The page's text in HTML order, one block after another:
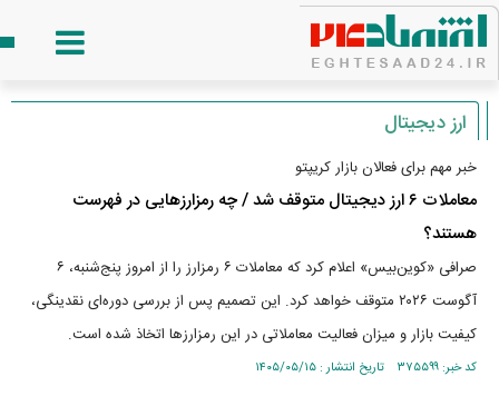
ارز دیجیتال
خبر مهم برای فعالان بازار کریپتو
معاملات ۶ ارز دیجیتال متوقف شد / چه رمزارزهایی در فهرست
هستند؟
صرافی «کوین‌بیس» اعلام کرد که معاملات ۶ رمزارز را از امروز پنج‌شنبه، ۶
آگوست ۲۰۲۶ متوقف خواهد کرد. این تصمیم پس از بررسی دوره‌ای نقدینگی،
کیفیت بازار و میزان فعالیت معاملاتی در این رمزارزها اتخاذ شده است.
کد خبر: ۳۷۵۵۹۹ تاریخ انتشار : ۱۴۰۵/۰۵/۱۵